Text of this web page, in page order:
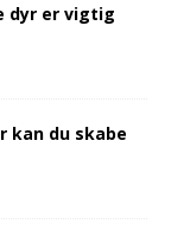
dyr er vigtig
kan du skabe